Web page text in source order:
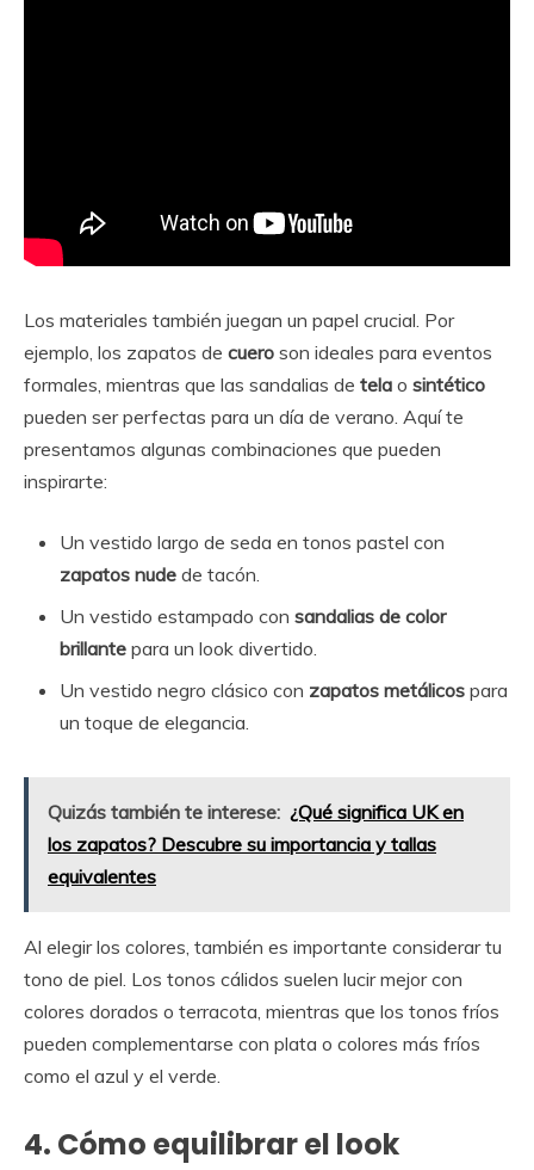
Los materiales también juegan un papel crucial. Por
ejemplo, los zapatos de cuero son ideales para eventos
formales, mientras que las sandalias de tela o sintético
pueden ser perfectas para un día de verano. Aquí te
presentamos algunas combinaciones que pueden
inspirarte:
Un vestido largo de seda en tonos pastel con
zapatos nude de tacón.
Un vestido estampado con sandalias de color
brillante para un look divertido.
Un vestido negro clásico con zapatos metálicos para
un toque de elegancia.
Quizás también te interese: ¿Qué significa UK en
los zapatos? Descubre su importancia y tallas
equivalentes
Al elegir los colores, también es importante considerar tu
tono de piel. Los tonos cálidos suelen lucir mejor con
colores dorados o terracota, mientras que los tonos fríos
pueden complementarse con plata o colores más fríos
como el azul y el verde.
4. Cómo equilibrar el look